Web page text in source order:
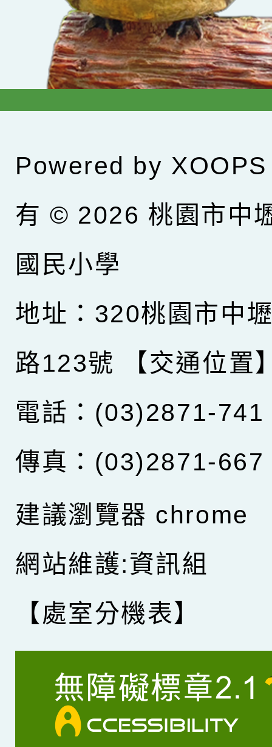
Powered by XOOPS
有 © 2026 桃園市中
國民小學
地址：320桃園市中
路123號
【交通位置
電話：(03)2871-741
傳真：(03)2871-667
建議瀏覽器 chrome
網站維護:資訊組
【處室分機表】